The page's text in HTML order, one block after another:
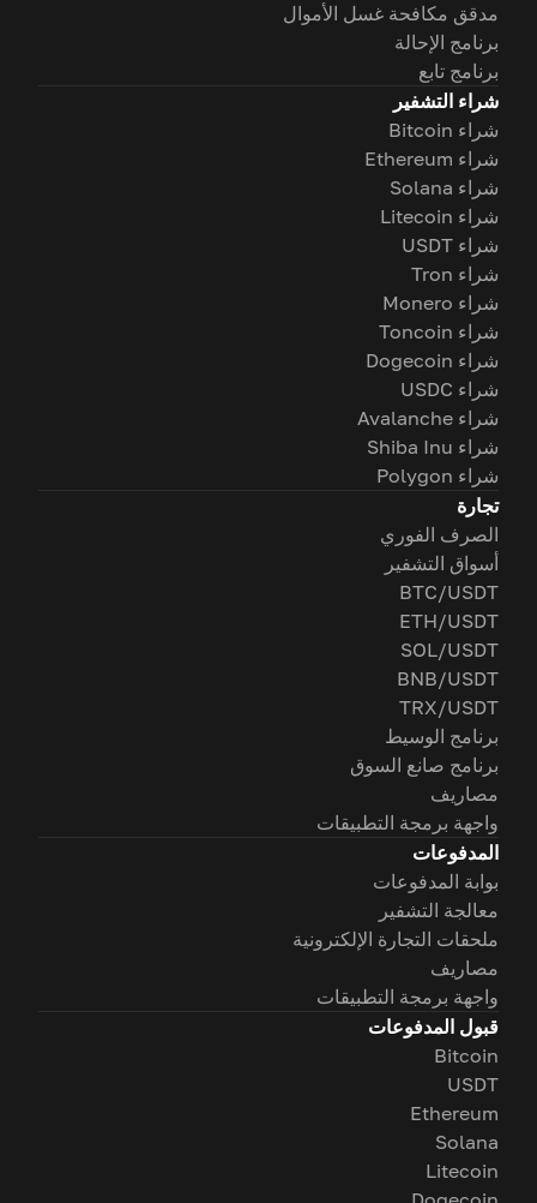
مدقق مكافحة غسل الأموال
برنامج الإحالة
برنامج تابع
شراء التشفير
شراء Bitcoin
شراء Ethereum
شراء Solana
شراء Litecoin
شراء USDT
شراء Tron
شراء Monero
شراء Toncoin
شراء Dogecoin
شراء USDC
شراء Avalanche
شراء Shiba Inu
شراء Polygon
تجارة
الصرف الفوري
أسواق التشفير
BTC/USDT
ETH/USDT
SOL/USDT
BNB/USDT
TRX/USDT
برنامج الوسيط
برنامج صانع السوق
مصاريف
واجهة برمجة التطبيقات
المدفوعات
بوابة المدفوعات
معالجة التشفير
ملحقات التجارة الإلكترونية
مصاريف
واجهة برمجة التطبيقات
قبول المدفوعات
Bitcoin
USDT
Ethereum
Solana
Litecoin